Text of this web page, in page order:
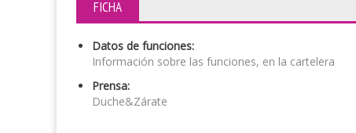
FICHA
Datos de funciones:
Información sobre las funciones, en la cartelera
Prensa:
Duche&Zárate